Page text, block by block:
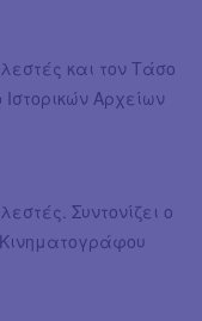
και τον Τάσο
Αρχείων
Συντονίζει ο